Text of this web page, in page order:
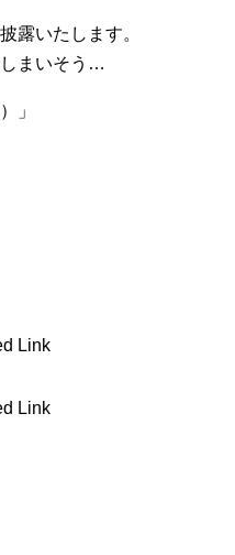
露いたします。
まいそう…
」
Link
Link